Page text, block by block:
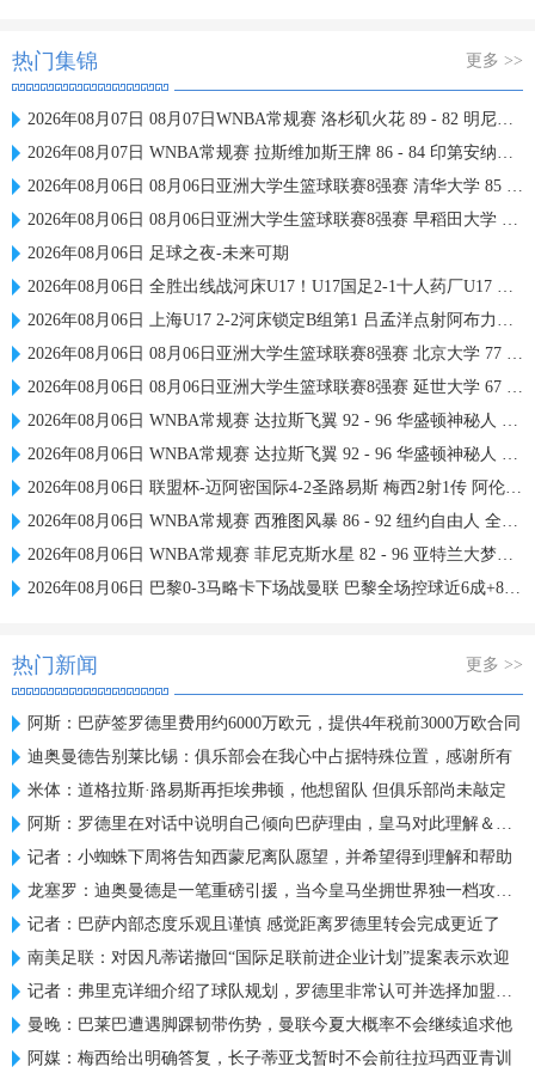
热门集锦 更多 >>
2026年08月07日 08月07日WNBA常规赛 洛杉矶火花 89 - 82 明尼苏达山猫 全场集锦
2026年08月07日 WNBA常规赛 拉斯维加斯王牌 86 - 84 印第安纳狂热 全场集锦
2026年08月06日 08月06日亚洲大学生篮球联赛8强赛 清华大学 85 - 81 菲律宾大学 集锦
2026年08月06日 08月06日亚洲大学生篮球联赛8强赛 早稻田大学 78 - 71 高丽大学 集锦
2026年08月06日 足球之夜-未来可期
2026年08月06日 全胜出线战河床U17！U17国足2-1十人药厂U17 赵松源登场1分钟传射
2026年08月06日 上海U17 2-2河床锁定B组第1 吕孟洋点射阿布力米破门 将战A组第2
2026年08月06日 08月06日亚洲大学生篮球联赛8强赛 北京大学 77 - 79 上海交通大学 集锦
2026年08月06日 08月06日亚洲大学生篮球联赛8强赛 延世大学 67 - 72 政治大学 集锦
2026年08月06日 WNBA常规赛 达拉斯飞翼 92 - 96 华盛顿神秘人 全场集锦
2026年08月06日 WNBA常规赛 达拉斯飞翼 92 - 96 华盛顿神秘人 全场集锦
2026年08月06日 联盟杯-迈阿密国际4-2圣路易斯 梅西2射1传 阿伦助攻戴帽
2026年08月06日 WNBA常规赛 西雅图风暴 86 - 92 纽约自由人 全场集锦
2026年08月06日 WNBA常规赛 菲尼克斯水星 82 - 96 亚特兰大梦想 全场集锦
2026年08月06日 巴黎0-3马略卡下场战曼联 巴黎全场控球近6成+8射3正未果
热门新闻 更多 >>
阿斯：巴萨签罗德里费用约6000万欧元，提供4年税前3000万欧合同
迪奥曼德告别莱比锡：俱乐部会在我心中占据特殊位置，感谢所有
米体：道格拉斯·路易斯再拒埃弗顿，他想留队 但俱乐部尚未敲定
阿斯：罗德里在对话中说明自己倾向巴萨理由，皇马对此理解＆祝好
记者：小蜘蛛下周将告知西蒙尼离队愿望，并希望得到理解和帮助
龙塞罗：迪奥曼德是一笔重磅引援，当今皇马坐拥世界独一档攻击线
记者：巴萨内部态度乐观且谨慎 感觉距离罗德里转会完成更近了
南美足联：对因凡蒂诺撤回“国际足联前进企业计划”提案表示欢迎
记者：弗里克详细介绍了球队规划，罗德里非常认可并选择加盟巴萨
曼晚：巴莱巴遭遇脚踝韧带伤势，曼联今夏大概率不会继续追求他
阿媒：梅西给出明确答复，长子蒂亚戈暂时不会前往拉玛西亚青训